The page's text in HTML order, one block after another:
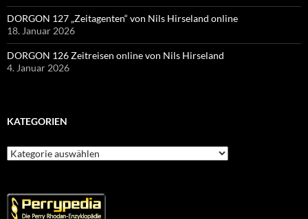
DORGON 127 „Zeitagenten“ von Nils Hirseland online
18. Januar 2026
DORGON 126 Zeitreisen online von Nils Hirseland
4. Januar 2026
KATEGORIEN
Kategorien